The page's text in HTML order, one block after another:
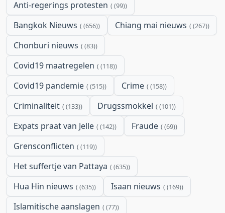
Anti-regerings protesten (99)
Bangkok Nieuws (656) Chiang mai nieuws (267)
Chonburi nieuws (83)
Covid19 maatregelen (118)
Covid19 pandemie (515) Crime (158)
Criminaliteit (133) Drugssmokkel (101)
Expats praat van Jelle (142) Fraude (69)
Grensconflicten (119)
Het suffertje van Pattaya (635)
Hua Hin nieuws (635) Isaan nieuws (169)
Islamitische aanslagen (77)